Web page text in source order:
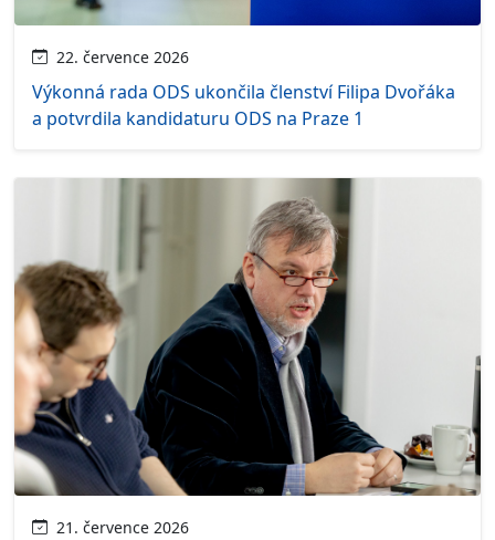
22. července 2026
Výkonná rada ODS ukončila členství Filipa Dvořáka
a potvrdila kandidaturu ODS na Praze 1
21. července 2026